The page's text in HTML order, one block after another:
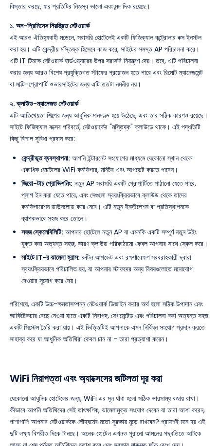
বিস্তার করছে, যার প্রতিটির নিজস্ব ভালো এবং মন্দ দিক রয়েছে।
১. অন-প্রিমিসেস নিয়ন্ত্রিত নেটওয়ার্ক
এই আরও ঐতিহ্যবাহী মডেলে, সরাসরি হোটেলেই একটি ফিজিক্যাল কন্ট্রোলার বক্স ইনস্টল
করা হয়। এটি কেন্দ্রীয় মস্তিষ্ক হিসেবে কাজ করে, সাইটের সমস্ত AP পরিচালনা করে।
এটি IT টিমকে নেটওয়ার্ক হার্ডওয়্যারের উপর সরাসরি নিয়ন্ত্রণ দেয়। তবে, এটি পরিচালনা
করার জন্য আরও বিশেষ প্রযুক্তিগত স্টাফের প্রয়োজন হতে পারে এবং রিমোট ম্যানেজমেন্ট
বা মাল্টি-প্রোপার্টি ওভারসাইটের জন্য এটি ততটা নমনীয় নয়।
২. ক্লাউড-ম্যানেজড নেটওয়ার্ক
এটি আতিথেয়তা শিল্পের জন্য আধুনিক মানদণ্ড হয়ে উঠেছে, এবং তার সঠিক কারণও রয়েছে।
সাইটে ফিজিক্যাল বক্সের পরিবর্তে, নেটওয়ার্কের "মস্তিষ্ক" ক্লাউডে থাকে। এই পদ্ধতিটি
কিছু বিশাল সুবিধা প্রদান করে:
কেন্দ্রীভূত ব্যবস্থাপনা: আপনি ইন্টারনেট সংযোগের মাধ্যমে যেকোনো স্থান থেকে
একাধিক হোটেলের WiFi কনফিগার, মনিটর এবং আপডেট করতে পারেন।
জিরো-টাচ প্রোভিশনিং: নতুন AP সরাসরি একটি প্রোপার্টিতে পাঠানো যেতে পারে,
প্লাগ ইন করা যেতে পারে, এবং সেগুলো স্বয়ংক্রিয়ভাবে ক্লাউড থেকে তাদের
কনফিগারেশন ডাউনলোড করে নেবে। এটি নতুন ইনস্টলেশন বা প্রতিস্থাপনকে
ব্যাপকভাবে সহজ করে তোলে।
সহজ স্কেলেবিলিটি: আপনার হোটেলে নতুন AP বা এমনকি একটি সম্পূর্ণ নতুন উইং
যুক্ত করা অত্যন্ত সহজ, কারণ ক্লাউড পরিকাঠামো কেবল আপনার সাথে স্কেল করে।
সাইটে IT-র ঝামেলা হ্রাস: রুটিন আপডেট এবং রক্ষণাবেক্ষণ সরবরাহকারী দ্বারা
স্বয়ংক্রিয়ভাবে পরিচালিত হয়, যা আপনার স্টাফদের অন্য বিষয়গুলোতে মনোযোগ
দেওয়ার সুযোগ করে দেয়।
পরিশেষে, একটি উচ্চ-ক্ষমতাসম্পন্ন নেটওয়ার্ক ডিজাইন করার অর্থ হলো সঠিক উপাদান এবং
আর্কিটেকচার বেছে নেওয়া যাতে একটি নিরাপদ, সেগমেন্টেড এবং পরিচালনা করা অত্যন্ত সহজ
একটি সিস্টেম তৈরি করা যায়। এই ভিত্তিটিই আপনাকে এমন নির্বিঘ্ন সংযোগ প্রদান করতে
সাহায্য করে যা আধুনিক অতিথিরা কেবল চান না - তারা প্রত্যাশা করেন।
WiFi নিরাপত্তা এবং অ্যাক্সেসের জটিলতা দূর করা
যেকোনো আধুনিক হোটেলের জন্য, WiFi এর মূল ধাঁধা হলো সঠিক ভারসাম্য বজায় রাখা।
কীভাবে আপনি অতিথিদের সেই তাৎক্ষণিক, ঝামেলামুক্ত সংযোগ দেবেন যা তারা আশা করেন,
পাশাপাশি আপনার নেটওয়ার্ককে লৌহবর্মের মতো সুরক্ষায় মুড়ে রাখবেন? প্রায়শই মনে হয় এই
দুটি লক্ষ্য বিপরীত দিকে টানছে। অনেক হোটেল এখনও পুরানো আমলের পদ্ধতিতে আটকে